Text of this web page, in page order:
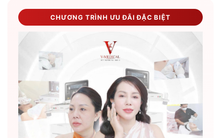
CHƯƠNG TRÌNH ƯU ĐÃI ĐẶC BIỆT